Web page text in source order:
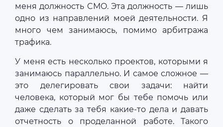
меня должность CMO. Эта должность — лишь
одно из направлений моей деятельности. Я
много чем занимаюсь, помимо арбитража
трафика.
У меня есть несколько проектов, которыми я
занимаюсь параллельно. И самое сложное —
это делегировать свои задачи: найти
человека, который мог бы тебе помочь или
даже сделать за тебя какие-то дела и давать
отчетность о проделанной работе. Такого